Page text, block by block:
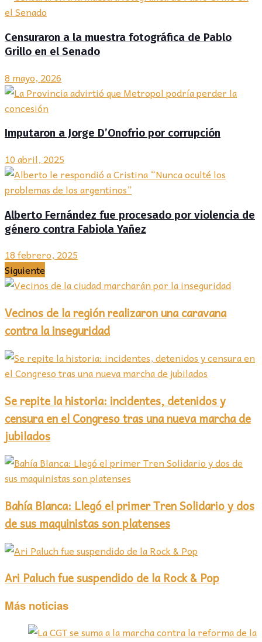
Censuraron a la muestra fotográfica de Pablo
Grillo en el Senado
8 mayo, 2026
Imputaron a Jorge D’Onofrio por corrupción
10 abril, 2025
Alberto Fernández fue procesado por violencia de
género contra Fabiola Yañez
18 febrero, 2025
Siguiente
Vecinos de la región realizaron una caravana
contra la inseguridad
Se repite la historia: incidentes, detenidos y
censura en el Congreso tras una nueva marcha de
jubilados
Bahía Blanca: Llegó el primer Tren Solidario y dos
de sus maquinistas son platenses
Ari Paluch fue suspendido de la Rock & Pop
Más noticias